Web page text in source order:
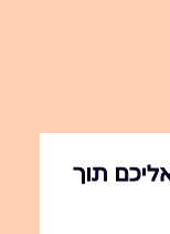
תוך